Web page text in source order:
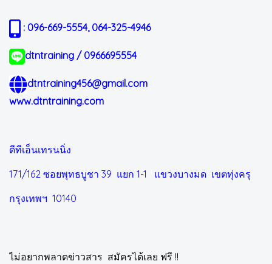
: 096-669-5554, 064-325-4946
dtntraining / 0966695554
dtntraining456@gmail.com
www.dtntraining.com
ดีทีเอ็นเทรนนิ่ง
171/162 ซอยพุทธบูชา 39 แยก 1-1 แขวงบางมด เขตทุ่งครุ
กรุงเทพฯ 10140
ไม่อยากพลาดข่าวสาร สมัครได้เลย ฟรี !!